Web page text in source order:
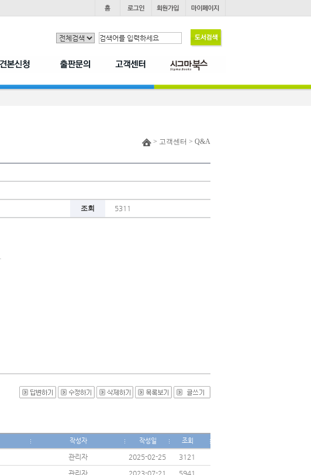
> 고객센터 > Q&A
조회 5311
작성자 작성일 조회
관리자 2025-02-25
3121
관리자 2023-07-21
5941